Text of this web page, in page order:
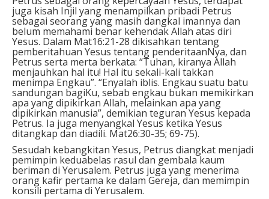
juga kisah Injil yang menampilkan pribadi Petrus
sebagai seorang yang masih dangkal imannya dan
belum memahami benar kehendak Allah atas diri
Yesus. Dalam Mat16:21-28 dikisahkan tentang
pemberitahuan Yesus tentang penderitaanNya, dan
Petrus serta merta berkata: “Tuhan, kiranya Allah
menjauhkan hal itu! Hal itu sekali-kali takkan
menimpa Engkau”. “Enyalah iblis. Engkau suatu batu
sandungan bagiKu, sebab engkau bukan memikirkan
apa yang dipikirkan Allah, melainkan apa yang
dipikirkan manusia”, demikian teguran Yesus kepada
Petrus. Ia juga menyangkal Yesus ketika Yesus
ditangkap dan diadili. Mat26:30-35; 69-75).
Sesudah kebangkitan Yesus, Petrus diangkat menjadi
pemimpin keduabelas rasul dan gembala kaum
beriman di Yerusalem. Petrus juga yang menerima
orang kafir pertama ke dalam Gereja, dan memimpin
konsili pertama di Yerusalem.